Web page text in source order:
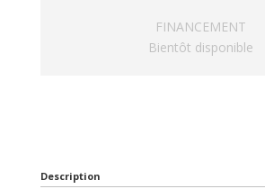
FINANCEMENT
Bientôt disponible
Description